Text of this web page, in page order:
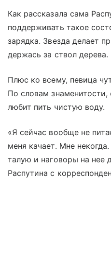
Как рассказала сама
поддерживать такое
зарядка. Звезда делает
держась за ствол дерева.
Плюс ко всему, певица
По словам знаменитости,
любит пить чистую воду.
«Я сейчас вообще не
меня качает. Мне
талую и наговоры на нее
Распутина с